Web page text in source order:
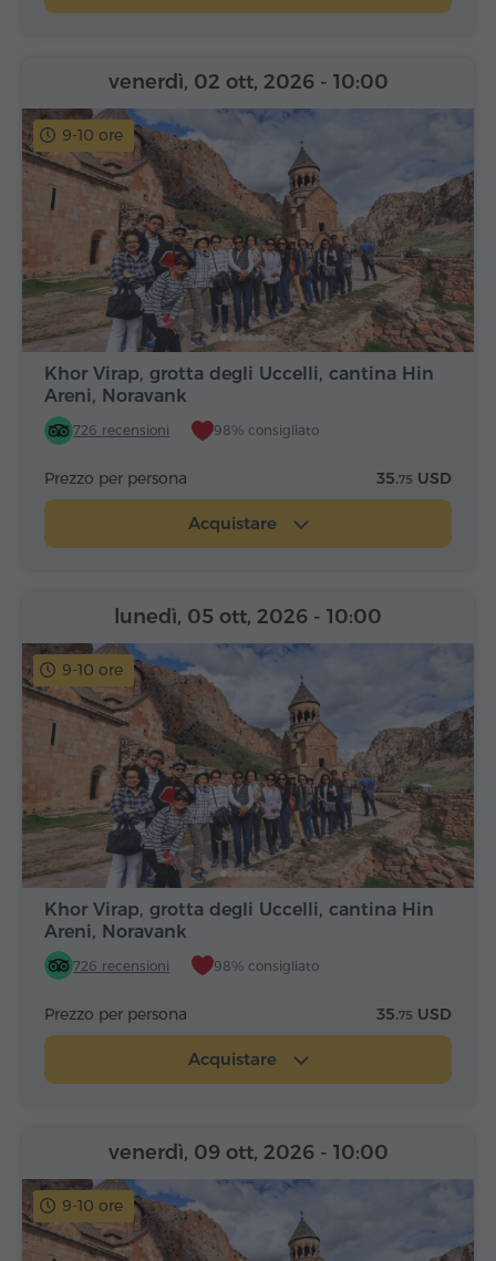
9-10 ore
Khor Virap, grotta degli Uccelli, cantina Hin
Areni, Noravank
726 recensioni 98% consigliato
venerdì, 02 ott, 2026 - 10:00
Prezzo per persona 35.75 USD
Acquistare
9-10 ore
Khor Virap, grotta degli Uccelli, cantina Hin
Areni, Noravank
726 recensioni 98% consigliato
lunedì, 05 ott, 2026 - 10:00
Prezzo per persona 35.75 USD
Acquistare
9-10 ore
venerdì, 09 ott, 2026 - 10:00